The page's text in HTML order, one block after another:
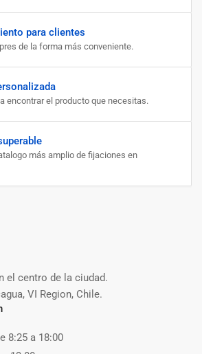
para clientes
de la forma más conveniente.
encontrar el producto que necesitas.
más amplio de fijaciones en
el centro de la ciudad.
VI Region, Chile.
8:25 a 18:00